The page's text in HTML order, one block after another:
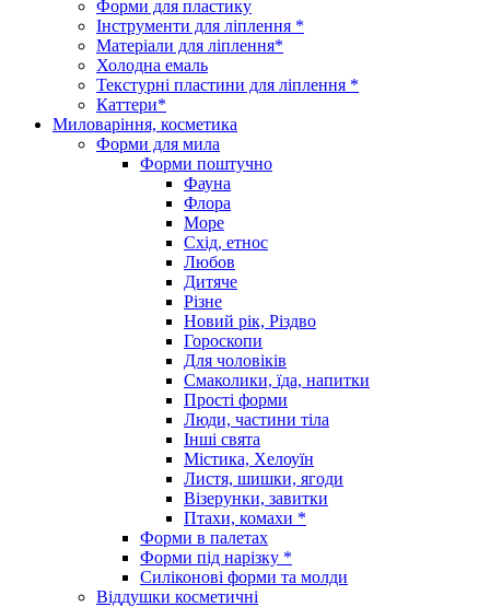
Форми для пластику
Інструменти для ліплення *
Матеріали для ліплення*
Холодна емаль
Текстурні пластини для ліплення *
Каттери*
Миловаріння, косметика
Форми для мила
Форми поштучно
Фауна
Флора
Море
Схід, етнос
Любов
Дитяче
Різне
Новий рік, Різдво
Гороскопи
Для чоловіків
Смаколики, їда, напитки
Прості форми
Люди, частини тіла
Інші свята
Містика, Хелоуїн
Листя, шишки, ягоди
Візерунки, завитки
Птахи, комахи *
Форми в палетах
Форми під нарізку *
Силіконові форми та молди
Віддушки косметичні